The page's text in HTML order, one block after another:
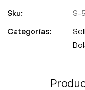
Sku:
S-
Categorías: